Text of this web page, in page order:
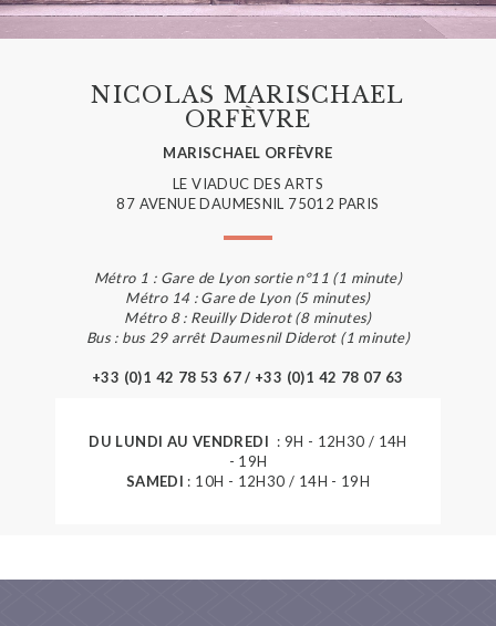
NICOLAS MARISCHAEL
ORFÈVRE
MARISCHAEL ORFÈVRE
LE VIADUC DES ARTS
87 AVENUE DAUMESNIL 75012 PARIS
Métro 1 : Gare de Lyon sortie n°11 (1 minute)
Métro 14 : Gare de Lyon (5 minutes)
Métro 8 : Reuilly Diderot (8 minutes)
Bus : bus 29 arrêt Daumesnil Diderot (1 minute)
+33 (0)1 42 78 53 67 / +33 (0)1 42 78 07 63
DU LUNDI AU VENDREDI : 9H - 12H30 / 14H
- 19H
SAMEDI : 10H - 12H30 / 14H - 19H